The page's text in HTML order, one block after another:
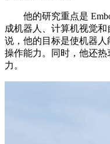
他的研究重点是
成机器人、计算机视觉
说，他的目标是使机器
操作能力。同时，他还
力。